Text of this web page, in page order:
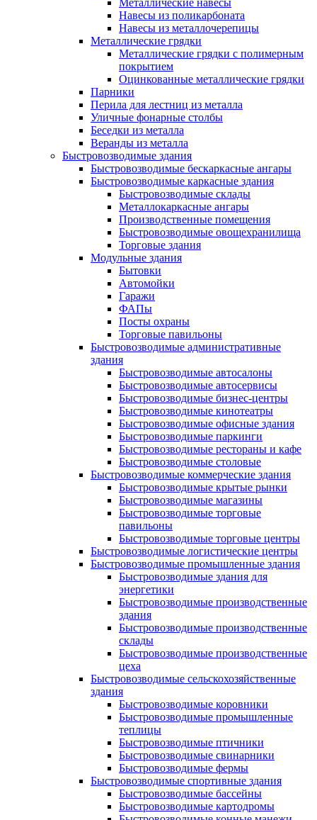
Металлические навесы
Навесы из поликарбоната
Навесы из металлочерепицы
Металлические грядки
Металлические грядки с полимерным
покрытием
Оцинкованные металлические грядки
Парники
Перила для лестниц из металла
Уличные фонарные столбы
Беседки из металла
Веранды из металла
Быстровозводимые здания
Быстровозводимые бескаркасные ангары
Быстровозводимые каркасные здания
Быстровозводимые склады
Металлокаркасные ангары
Производственные помещения
Быстровозводимые овощехранилища
Торговые здания
Модульные здания
Бытовки
Автомойки
Гаражи
ФАПы
Посты охраны
Торговые павильоны
Быстровозводимые административные
здания
Быстровозводимые автосалоны
Быстровозводимые автосервисы
Быстровозводимые бизнес-центры
Быстровозводимые кинотеатры
Быстровозводимые офисные здания
Быстровозводимые паркинги
Быстровозводимые рестораны и кафе
Быстровозводимые столовые
Быстровозводимые коммерческие здания
Быстровозводимые крытые рынки
Быстровозводимые магазины
Быстровозводимые торговые
павильоны
Быстровозводимые торговые центры
Быстровозводимые логистические центры
Быстровозводимые промышленные здания
Быстровозводимые здания для
энергетики
Быстровозводимые производственные
здания
Быстровозводимые производственные
склады
Быстровозводимые производственные
цеха
Быстровозводимые сельскохозяйственные
здания
Быстровозводимые коровники
Быстровозводимые промышленные
теплицы
Быстровозводимые птичники
Быстровозводимые свинарники
Быстровозводимые фермы
Быстровозводимые спортивные здания
Быстровозводимые бассейны
Быстровозводимые картодромы